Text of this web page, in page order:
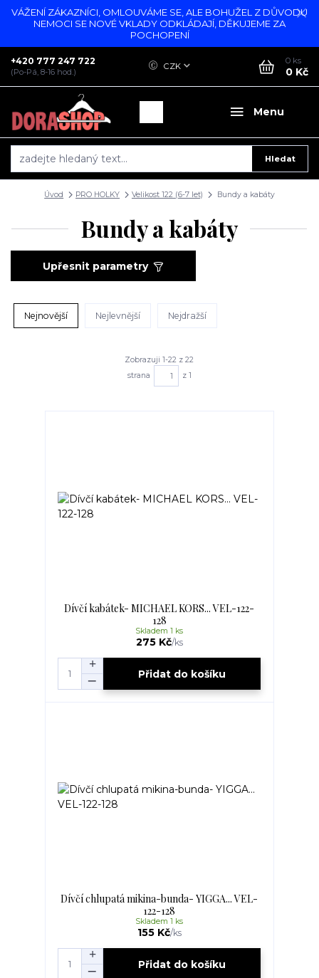
VÁŽENÍ ZÁKAZNÍCI, OMLOUVÁME SE, ALE BOHUŽEL Z DŮVODU
NEMOCI SE NOVÉ VKLADY ODKLÁDAJÍ, DĚKUJEME ZA
POCHOPENÍ
Menu
CZK
Hledat
+420 777 247 722
(Po-Pá, 8-16 hod.)
0 ks
0 Kč
Úvod PRO HOLKY Velikost 122 (6-7 let) Bundy a kabáty
Bundy a kabáty
Upřesnit parametry
Nejnovější Nejlevnější Nejdražší
Zobrazuji 1-22 z 22
strana
z 1
Dívčí kabátek- MICHAEL KORS... VEL-122-
128
275 Kč/ks
Skladem 1 ks
Přidat do košíku
Dívčí chlupatá mikina-bunda- YIGGA... VEL-
122-128
155 Kč/ks
Skladem 1 ks
Přidat do košíku